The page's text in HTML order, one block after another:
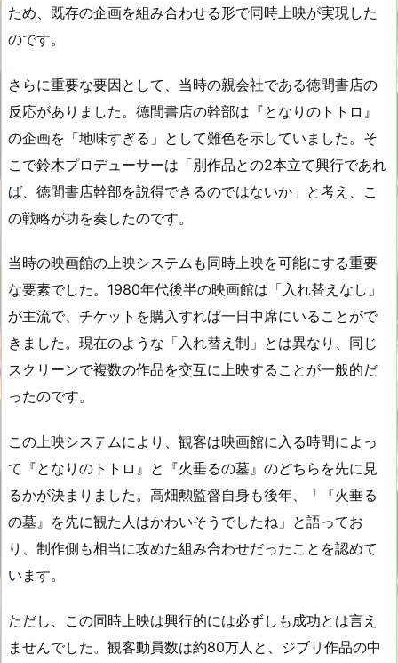
ため、既存の企画を組み合わせる形で同時上映が実現した
のです。
さらに重要な要因として、当時の親会社である徳間書店の
反応がありました。徳間書店の幹部は『となりのトトロ』
の企画を「地味すぎる」として難色を示していました。そ
こで鈴木プロデューサーは「別作品との2本立て興行であれ
ば、徳間書店幹部を説得できるのではないか」と考え、こ
の戦略が功を奏したのです。
当時の映画館の上映システムも同時上映を可能にする重要
な要素でした。1980年代後半の映画館は「入れ替えなし」
が主流で、チケットを購入すれば一日中席にいることがで
きました。現在のような「入れ替え制」とは異なり、同じ
スクリーンで複数の作品を交互に上映することが一般的だ
ったのです。
この上映システムにより、観客は映画館に入る時間によっ
て『となりのトトロ』と『火垂るの墓』のどちらを先に見
るかが決まりました。高畑勲監督自身も後年、「『火垂る
の墓』を先に観た人はかわいそうでしたね」と語ってお
り、制作側も相当に攻めた組み合わせだったことを認めて
います。
ただし、この同時上映は興行的には必ずしも成功とは言え
ませんでした。観客動員数は約80万人と、ジブリ作品の中